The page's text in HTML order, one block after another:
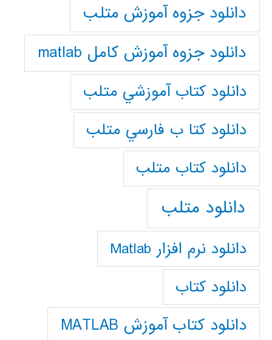
دانلود جزوه آموزش متلب
دانلود جزوه آموزش کامل matlab
دانلود كتاب آموزشي متلب
دانلود كتا ب فارسي متلب
دانلود كتاب متلب
دانلود متلب
دانلود نرم افزار Matlab
دانلود کتاب
دانلود کتاب آموزش MATLAB